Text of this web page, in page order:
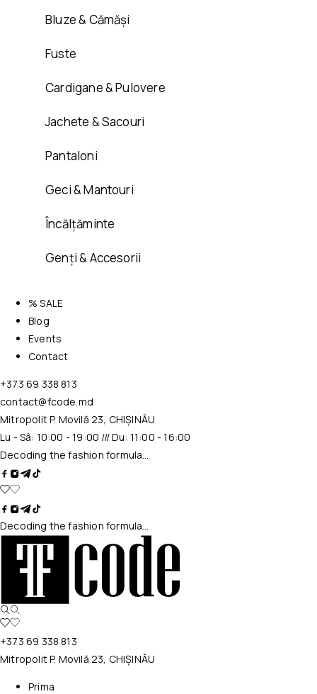
Bluze & Cămăși
Fuste
Cardigane & Pulovere
Jachete & Sacouri
Pantaloni
Geci & Mantouri
Încălțăminte
Genți & Accesorii
% SALE
Blog
Events
Contact
+373 69 338 813
contact@fcode.md
Mitropolit P. Movilă 23, CHIȘINĂU
Lu - Sâ: 10:00 - 19:00 /// Du: 11:00 - 16:00
Decoding the fashion formula…
Decoding the fashion formula…
+373 69 338 813
Mitropolit P. Movilă 23, CHIȘINĂU
Prima